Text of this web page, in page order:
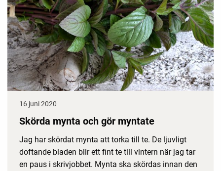
16 juni 2020
Skörda mynta och gör myntate
Jag har skördat mynta att torka till te. De ljuvligt
doftande bladen blir ett fint te till vintern när jag tar
en paus i skrivjobbet. Mynta ska skördas innan den